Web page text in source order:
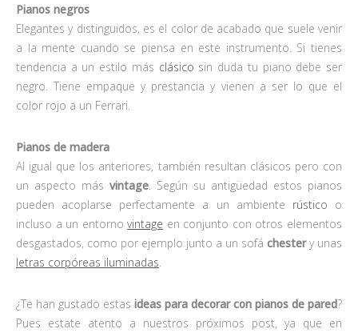
Pianos negros
Elegantes y distinguidos, es el color de acabado que suele venir
a la mente cuando se piensa en este instrumento. Si tienes
tendencia a un estilo más clásico sin duda tu piano debe ser
negro. Tiene empaque y prestancia y vienen a ser lo que el
color rojo a un Ferrari.
Pianos de madera
Al igual que los anteriores, también resultan clásicos pero con
un aspecto más vintage. Según su antigüedad estos pianos
pueden acoplarse perfectamente a un ambiente rústico o
incluso a un entornovintage en conjunto con otros elementos
desgastados, como por ejemplo junto a un sofá chestery unas
letras corpóreas iluminadas.
¿Te han gustado estas ideas para decorar con pianos de pared?
Pues estate atento a nuestros próximos post, ya que en